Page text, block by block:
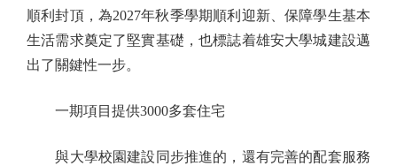
順利封頂，為2027年秋季學期順利迎新、保障學生基本
生活需求奠定了堅實基礎，也標誌着雄安大學城建設邁
出了關鍵性一步。
一期項目提供3000多套住宅
與大學校園建設同步推進的，還有完善的配套服務